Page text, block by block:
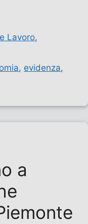
Lavoro,
, evidenza,
a